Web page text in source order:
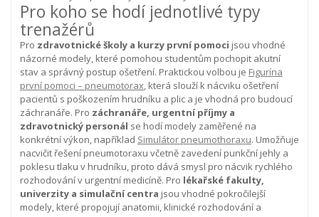
Pro koho se hodí jednotlivé typy
trenažérů
Pro zdravotnické školy a kurzy první pomoci jsou vhodné
názorné modely, které pomohou studentům pochopit akutní
stav a správný postup ošetření. Praktickou volbou je Figurína
první pomoci – pneumotorax, která slouží k nácviku ošetření
pacientů s poškozením hrudníku a plic a je vhodná pro budoucí
záchranáře. Pro záchranáře, urgentní příjmy a
zdravotnický personál se hodí modely zaměřené na
konkrétní výkon, například Simulátor pneumothoraxu. Umožňuje
nacvičit řešení pneumotoraxu včetně zavedení punkční jehly a
poklesu tlaku v hrudníku, proto dává smysl pro nácvik rychlého
rozhodování v urgentní medicíně. Pro lékařské fakulty,
univerzity a simulační centra jsou vhodné pokročilejší
modely, které propojují anatomii, klinické rozhodování a